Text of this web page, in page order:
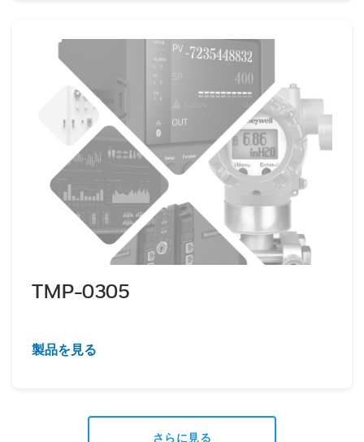
TMP-0305
製品を見る
さらに見る